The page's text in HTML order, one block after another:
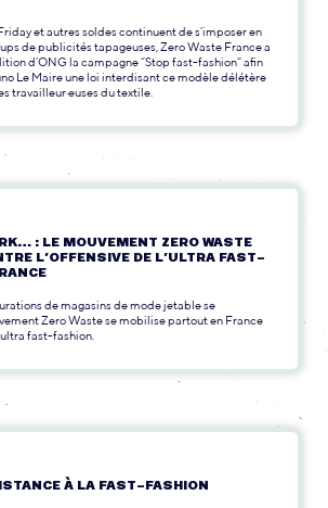
et autres soldes continuent de s’imposer en
de publicités tapageuses, Zero Waste France a
d’ONG la campagne “Stop fast-fashion” afin
Le Maire une loi interdisant ce modèle délétère
travailleur·euses du textile.
: LE MOUVEMENT ZERO WASTE
L’OFFENSIVE DE L’ULTRA FAST-
de magasins de mode jetable se
Zero Waste se mobilise partout en France
fast-fashion.
À LA FAST-FASHION